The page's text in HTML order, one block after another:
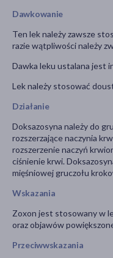
Dawkowanie
Ten lek należy zawsze
razie wątpliwości należy
Dawka leku ustalana jest
Lek należy stosować
Działanie
Doksazosyna należy do
rozszerzające naczynia
rozszerzenie naczyń
ciśnienie krwi.
mięśniowej gruczołu
Wskazania
Zoxon jest stosowany w
oraz objawów
Przeciwwskazania